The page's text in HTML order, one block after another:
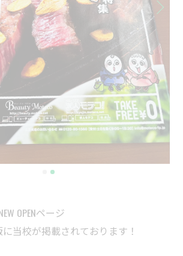
OPENページ
当校が掲載されております！